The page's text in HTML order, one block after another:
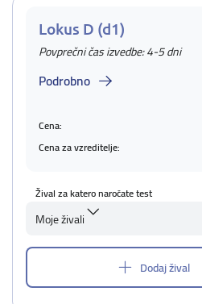
Lokus D (d1)
Povprečni čas izvedbe: 4-5 dni
Podrobno
Cena:
Cena za vzreditelje:
Žival za katero naročate test
Moje živali
Dodaj žival